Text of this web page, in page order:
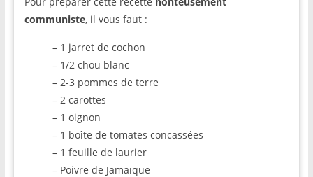
communiste, il vous faut :
– 1 jarret de cochon
– 1/2 chou blanc
– 2-3 pommes de terre
– 2 carottes
– 1 oignon
– 1 boîte de tomates concassées
– 1 feuille de laurier
– Poivre de Jamaïque